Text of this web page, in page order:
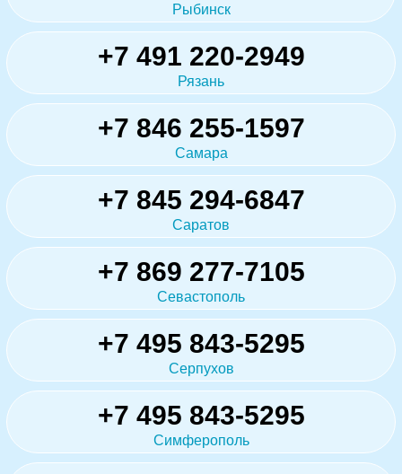
Рыбинск
+7 491 220-2949
Рязань
+7 846 255-1597
Самара
+7 845 294-6847
Саратов
+7 869 277-7105
Севастополь
+7 495 843-5295
Серпухов
+7 495 843-5295
Симферополь